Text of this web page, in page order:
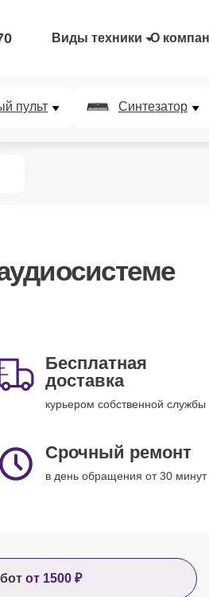
Виды техники О
пульт Синтезатор
Бесплатная
доставка
курьером собственной службы
Срочный ремонт
в день обращения от 30 минут
от 1500 ₽